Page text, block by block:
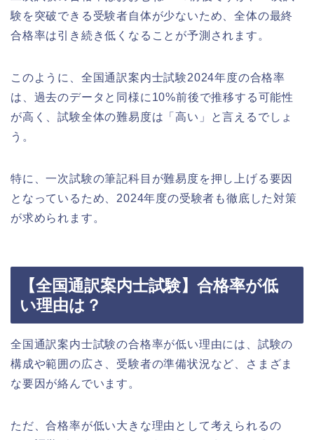
験を突破できる受験者自体が少ないため、全体の最終
合格率は引き続き低くなることが予測されます。
このように、全国通訳案内士試験2024年度の合格率
は、過去のデータと同様に10%前後で推移する可能性
が高く、試験全体の難易度は「高い」と言えるでしょ
う。
特に、一次試験の筆記科目が難易度を押し上げる要因
となっているため、2024年度の受験者も徹底した対策
が求められます。
【全国通訳案内士試験】合格率が低
い理由は？
全国通訳案内士試験の合格率が低い理由には、試験の
構成や範囲の広さ、受験者の準備状況など、さまざま
な要因が絡んでいます。
ただ、合格率が低い大きな理由として考えられるの